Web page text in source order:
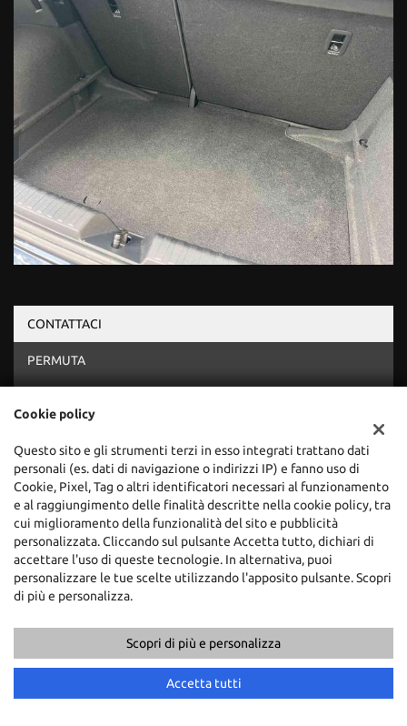
CONTATTACI
PERMUTA
I campi contrassegnati con * sono obbligatori.
Servizio clienti
+39 0543 562485
Cookie policy
Questo sito e gli strumenti terzi in esso integrati trattano dati
personali (es. dati di navigazione o indirizzi IP) e fanno uso di
Cookie, Pixel, Tag o altri identificatori necessari al funzionamento
e al raggiungimento delle finalità descritte nella cookie policy, tra
cui miglioramento della funzionalità del sito e pubblicità
personalizzata. Cliccando sul pulsante Accetta tutto, dichiari di
accettare l'uso di queste tecnologie. In alternativa, puoi
personalizzare le tue scelte utilizzando l'apposito pulsante. Scopri
di più e personalizza.
Scopri di più e personalizza
Accetta tutti